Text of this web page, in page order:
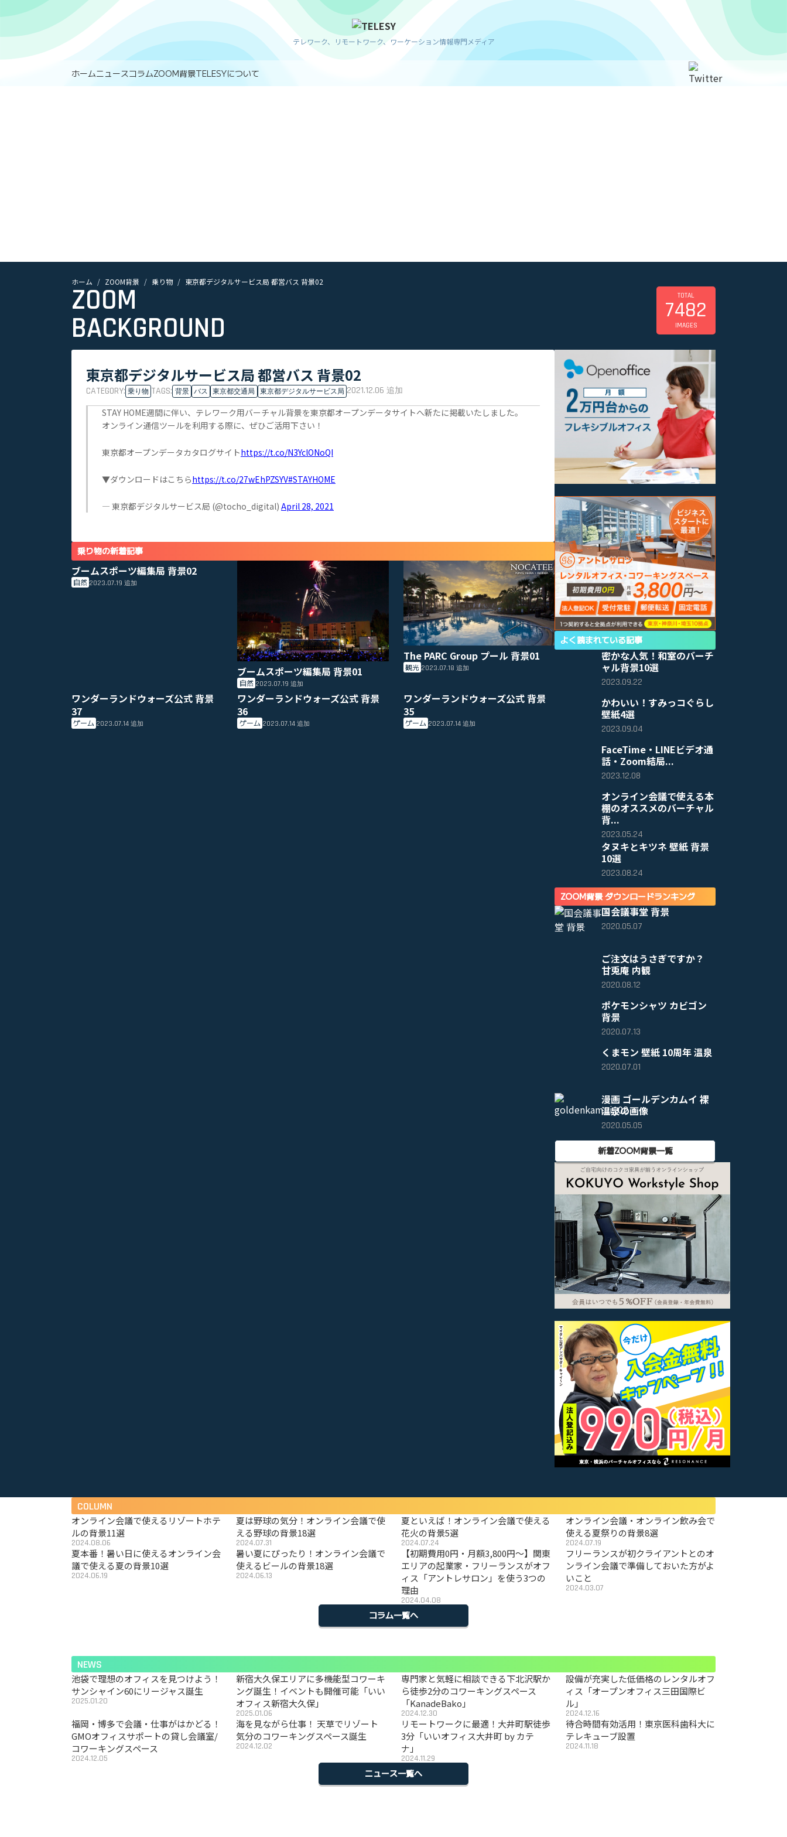
テレワーク、リモートワーク、ワーケーション情報専門メディア
ホームニュースコラムZOOM背景TELESYについて
ホーム ZOOM背景 乗り物 東京都デジタルサービス局 都営バス 背景02
ZOOM
BACKGROUND
TOTAL
7482
IMAGES
東京都デジタルサービス局 都営バス 背景02
CATEGORY: 乗り物 TAGS: 背景 バス 東京都交通局 東京都デジタルサービス局 2021.12.06 追加
STAY HOME週間に伴い、テレワーク用バーチャル背景を東京都オープンデータサイトへ新たに掲載いたしました。
オンライン通信ツールを利用する際に、ぜひご活用下さい！
東京都オープンデータカタログサイトhttps://t.co/N3YclONoQI
▼ダウンロードはこちらhttps://t.co/27wEhPZSYV#STAYHOME
— 東京都デジタルサービス局 (@tocho_digital) April 28, 2021
乗り物の新着記事
ブームスポーツ編集局 背景02
自然 2023.07.19追加
ブームスポーツ編集局 背景01
自然 2023.07.19 追加
The PARC Group プール 背景01
観光 2023.07.18追加
ワンダーランドウォーズ公式 背景
37
ゲーム 2023.07.14追加
ワンダーランドウォーズ公式 背景
36
ゲーム 2023.07.14 追加
ワンダーランドウォーズ公式 背景
35
ゲーム 2023.07.14追加
よく読まれている記事
密かな人気！和室のバーチ
ャル背景10選
2023.09.22
かわいい！すみっコぐらし
壁紙4選
2023.09.04
FaceTime・LINEビデオ通
話・Zoom結局...
2023.12.08
オンライン会議で使える本
棚のオススメのバーチャル
背...
2023.05.24
タヌキとキツネ 壁紙 背景
10選
2023.08.24
ZOOM背景 ダウンロードランキング
国会議事堂 背景
2020.05.07
ご注文はうさぎですか？
甘兎庵 内観
2020.08.12
ポケモンシャツ カビゴン
背景
2020.07.13
くまモン 壁紙 10周年 温泉
2020.07.01
漫画 ゴールデンカムイ 裸
温泉の画像
2020.05.05
新着ZOOM背景一覧
COLUMN
オンライン会議で使えるリゾートホテ
ルの背景11選
2024.08.06
夏は野球の気分！オンライン会議で使
える野球の背景18選
2024.07.31
夏といえば！オンライン会議で使える
花火の背景5選
2024.07.24
オンライン会議・オンライン飲み会で
使える夏祭りの背景8選
2024.07.19
夏本番！暑い日に使えるオンライン会
議で使える夏の背景10選
2024.06.19
暑い夏にぴったり！オンライン会議で
使えるビールの背景18選
2024.06.13
【初期費用0円・月額3,800円〜】関東
エリアの起業家・フリーランスがオフ
ィス「アントレサロン」を使う3つの
理由
2024.04.08
フリーランスが初クライアントとのオ
ンライン会議で準備しておいた方がよ
いこと
2024.03.07
コラム一覧へ
NEWS
池袋で理想のオフィスを見つけよう！
サンシャイン60にリージャス誕生
2025.01.20
新宿大久保エリアに多機能型コワーキ
ング誕生！イベントも開催可能「いい
オフィス新宿大久保」
2025.01.06
専門家と気軽に相談できる下北沢駅か
ら徒歩2分のコワーキングスペース
「KanadeBako」
2024.12.30
設備が充実した低価格のレンタルオフ
ィス「オープンオフィス三田国際ビ
ル」
2024.12.16
福岡・博多で会議・仕事がはかどる！
GMOオフィスサポートの貸し会議室/
コワーキングスペース
2024.12.05
海を見ながら仕事！ 天草でリゾート
気分のコワーキングスペース誕生
2024.12.02
リモートワークに最適！大井町駅徒歩
3分「いいオフィス大井町 by カテ
ナ」
2024.11.29
待合時間有効活用！東京医科歯科大に
テレキューブ設置
2024.11.18
ニュース一覧へ